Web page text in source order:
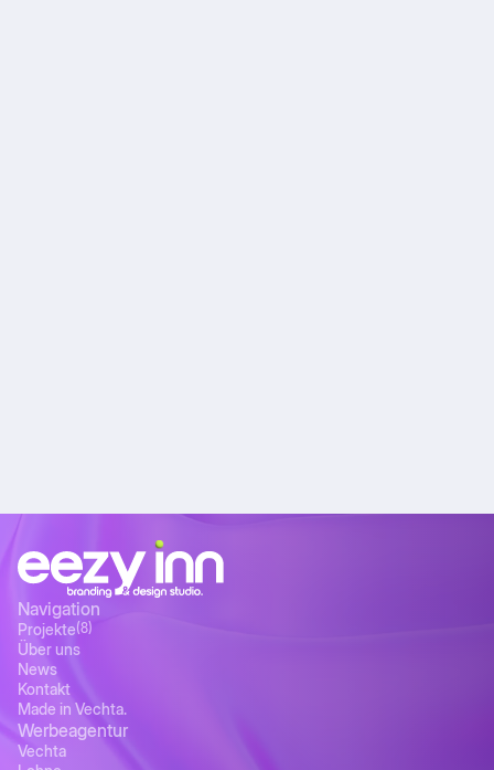
Navigation
Projekte(8)
Über uns
News
Kontakt
Made in Vechta.
Werbeagentur
Vechta